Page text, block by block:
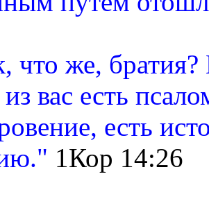
что же, братия?
вас есть
есть
1Кор 14:26